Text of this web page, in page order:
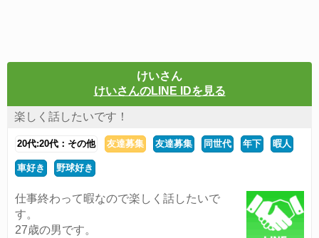
けいさん
けいさんのLINE IDを見る
楽しく話したいです！
20代:20代：その他 友達募集 友達募集 同世代 年下 暇人
車好き 野球好き
仕事終わって暇なので楽しく話したいで
す。
27歳の男です。